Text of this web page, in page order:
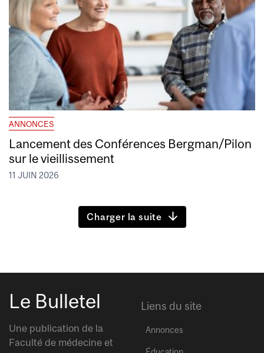
ANNONCES
Lancement des Conférences Bergman/Pilon
sur le vieillissement
11 JUIN 2026
Charger la suite
Le Bulletel
Une publication de la
Faculté de médecine et
Liens du site
Annonces